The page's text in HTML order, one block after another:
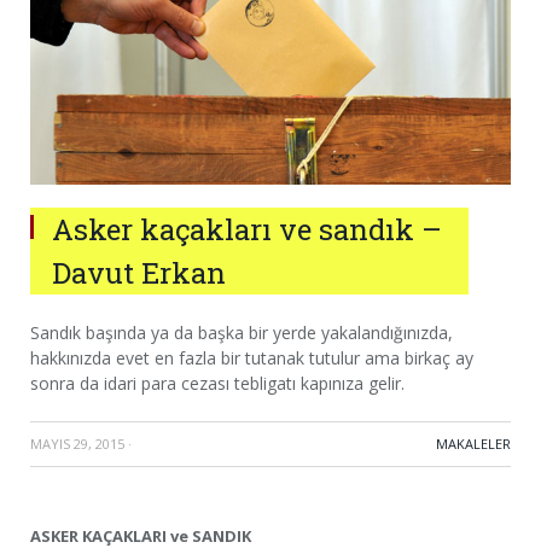
Asker kaçakları ve sandık –
Davut Erkan
Sandık başında ya da başka bir yerde yakalandığınızda,
hakkınızda evet en fazla bir tutanak tutulur ama birkaç ay
sonra da idari para cezası tebligatı kapınıza gelir.
MAYIS 29, 2015 · MAKALELER
ASKER KAÇAKLARI ve SANDIK